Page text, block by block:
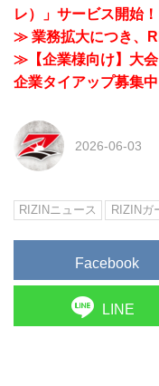
レ）」サービス開始！
≫ 業務拡大につき、
≫【企業様向け】大
企業タイアップ募集中
2026-06-03
RIZINニュース RIZINガ
Facebook
LINE